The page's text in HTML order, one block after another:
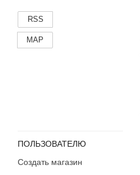
RSS
MAP
ПОЛЬЗОВАТЕЛЮ
Создать магазин